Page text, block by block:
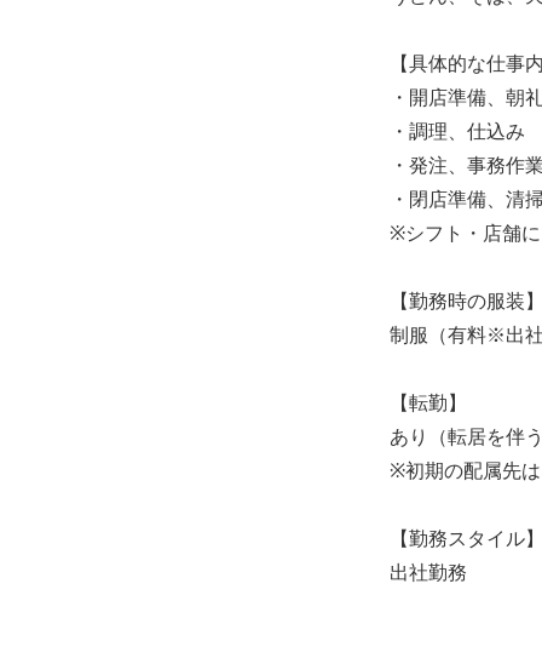
【具体的な仕事
・開店準備、朝
・調理、仕込み
・発注、事務作
・閉店準備、清
※シフト・店舗
【勤務時の服装
制服（有料※出
【転勤】
あり（転居を伴
※初期の配属先
【勤務スタイル
出社勤務